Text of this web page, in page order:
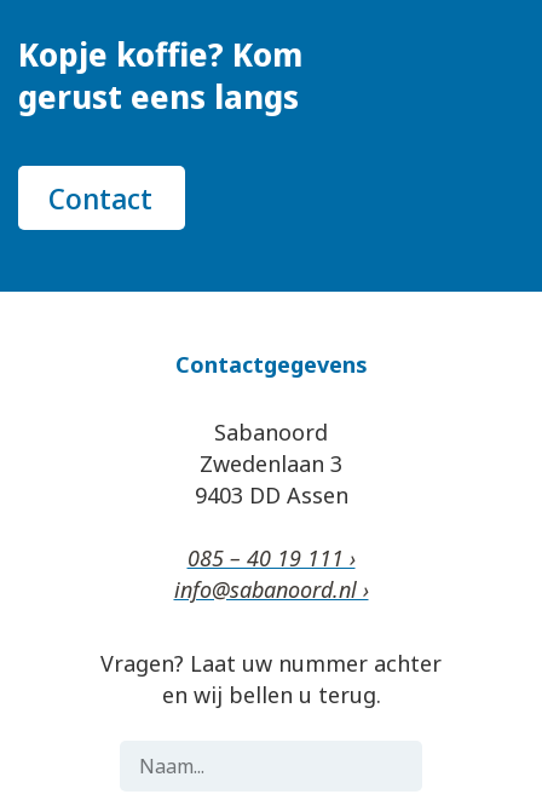
Kopje koffie? Kom
gerust eens langs
Contact
Contactgegevens
Sabanoord
Zwedenlaan 3
9403 DD Assen
085 – 40 19 111 ›
info@sabanoord.nl ›
Vragen? Laat uw nummer achter
en wij bellen u terug.